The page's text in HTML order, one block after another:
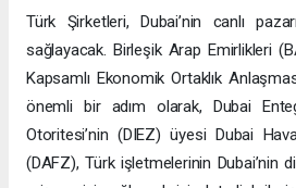
Türk Şirketleri, Dubai’nin canlı
sağlayacak. Birleşik Arap Emirlikleri
Kapsamlı Ekonomik Ortaklık
önemli bir adım olarak, Dubai
Otoritesi’nin (DIEZ) üyesi Dubai
(DAFZ), Türk işletmelerinin Dubai’nin